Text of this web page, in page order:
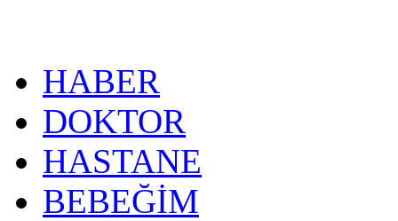
HABER
DOKTOR
HASTANE
BEBEĞİM